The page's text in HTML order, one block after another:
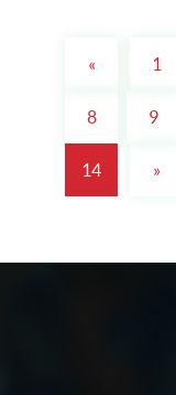
2013-02-06
2013-01-19
2012-11-22
« 1
8 9
14 »